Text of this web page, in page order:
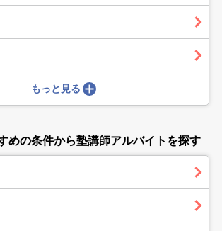
もっと見る
めの条件から塾講師アルバイトを探す